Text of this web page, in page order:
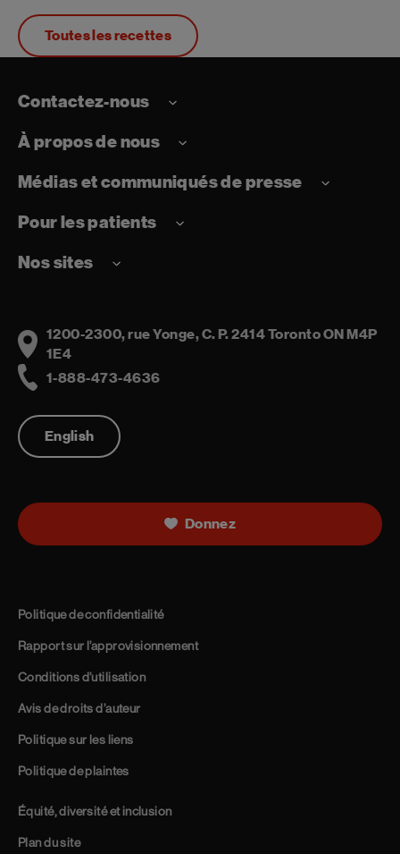
Toutes les recettes
Contactez-nous
À propos de nous
Médias et communiqués de presse
Pour les patients
Nos sites
Address
1200-2300, rue Yonge, C. P. 2414 Toronto ON M4P
1E4
1-888-473-4636
English
Donnez
Politique de confidentialité
Rapport sur l’approvisionnement
Conditions d’utilisation
Avis de droits d’auteur
Politique sur les liens
Politique de plaintes
Équité, diversité et inclusion
Plan du site